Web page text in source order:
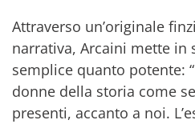
Attraverso un’originale
narrativa, Arcaini mette in
semplice quanto potente:
donne della storia come
presenti, accanto a noi.